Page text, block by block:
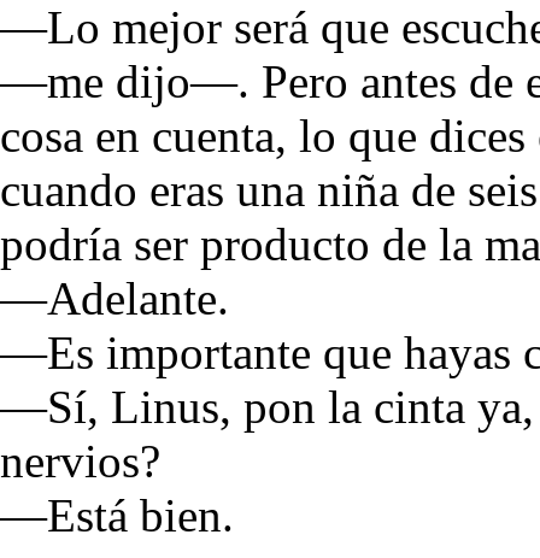
—Lo mejor será que
—me dijo—. Pero antes de
cosa en cuenta, lo que
cuando eras una niña de
podría ser producto de la
—Adelante.
—Es importante que hayas
—Sí, Linus, pon la cinta ya,
nervios?
—Está bien.